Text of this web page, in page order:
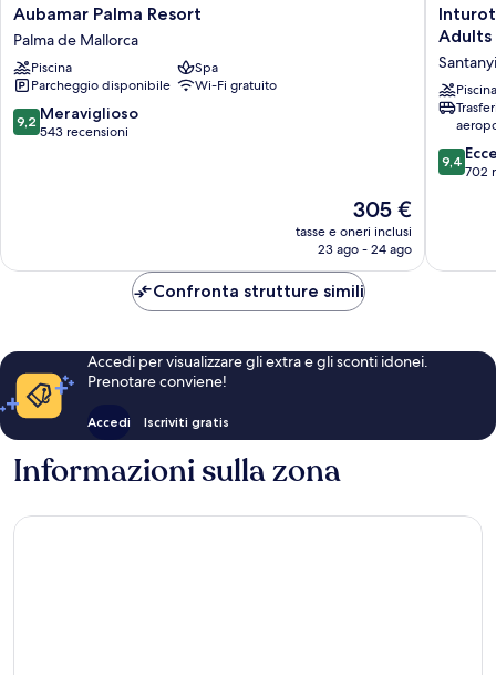
Aubamar
Palma
Resort
Palma
de
Mallorca
Aubamar Palma Resort
Palma de Mallorca
Piscina
Spa
Parcheggio disponibile
Wi-Fi gratuito
9.2
su
9,2 Meraviglioso
543 recensioni
Il
prezzo
attuale
305 €
305 €
tasse e oneri inclusi
23 ago - 24 ago
Inturotel
Cala
Beach
Hotel
&
Spa
-
Adults
Adults
Santanyi
Piscina
9.4
su
9,4
702
Confronta strutture simili
Accedi per visualizzare gli extra e gli sconti idonei.
Prenotare conviene!
Accedi Iscriviti gratis
Informazioni sulla zona